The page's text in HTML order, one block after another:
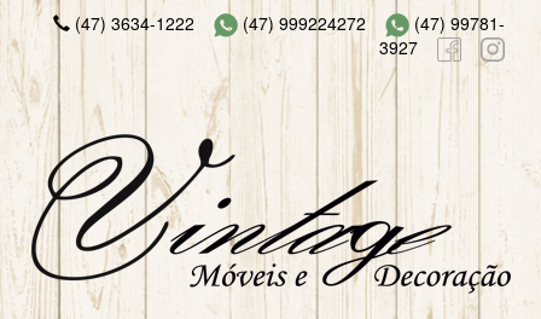
(47) 3634-1222 (47) 999224272
(47) 99781-
3927